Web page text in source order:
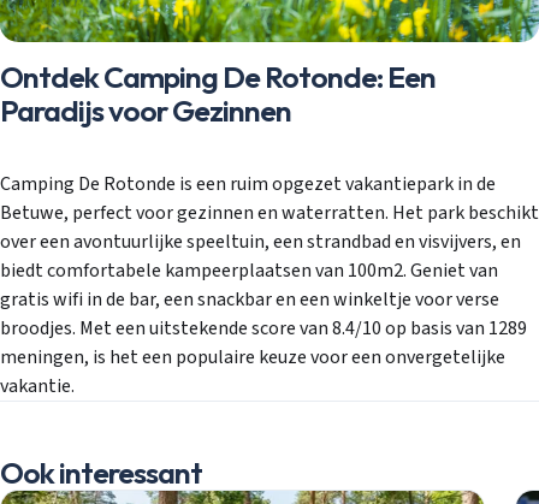
Ontdek Camping De Rotonde: Een
Paradijs voor Gezinnen
Camping De Rotonde is een ruim opgezet vakantiepark in de
Betuwe, perfect voor gezinnen en waterratten. Het park beschikt
over een avontuurlijke speeltuin, een strandbad en visvijvers, en
biedt comfortabele kampeerplaatsen van 100m2. Geniet van
gratis wifi in de bar, een snackbar en een winkeltje voor verse
broodjes. Met een uitstekende score van 8.4/10 op basis van 1289
meningen, is het een populaire keuze voor een onvergetelijke
vakantie.
Ook interessant